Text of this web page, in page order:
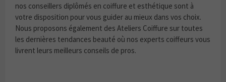
nos conseillers diplômés en coiffure et esthétique sont à
votre disposition pour vous guider au mieux dans vos choix.
Nous proposons également des Ateliers Coiffure sur toutes
les dernières tendances beauté où nos experts coiffeurs vous
livrent leurs meilleurs conseils de pros.